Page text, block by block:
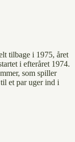
tilbage i 1975, året
i efteråret 1974.
som spiller
et par uger ind i